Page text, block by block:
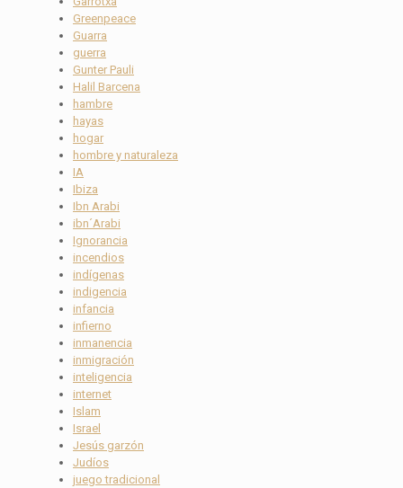
Greenpeace
Guarra
guerra
Gunter Pauli
Halil Barcena
hambre
hayas
hogar
hombre y naturaleza
IA
Ibiza
Ibn Arabi
ibn´Arabi
Ignorancia
incendios
indígenas
indigencia
infancia
infierno
inmanencia
inmigración
inteligencia
internet
Islam
Israel
Jesús garzón
Judíos
juego tradicional